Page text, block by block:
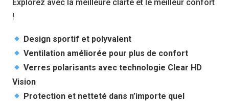
Explorez avec la meilleure clarté et le meilleur confort
!
Design sportif et polyvalent
Ventilation améliorée pour plus de confort
Verres polarisants avec technologie Clear HD
Vision
Protection et netteté dans n’importe quel